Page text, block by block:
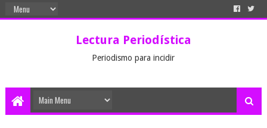
Lectura Periodística
Periodismo para incidir